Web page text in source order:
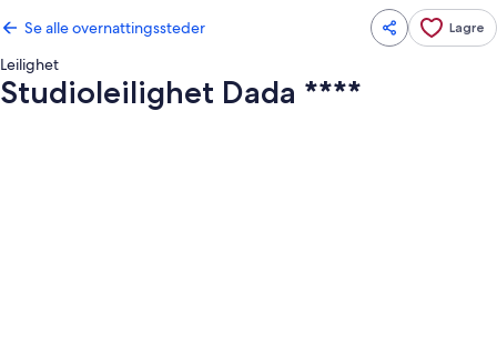
Se alle overnattingssteder Lagre
Leilighet
Studioleilighet Dada ****